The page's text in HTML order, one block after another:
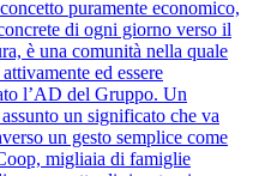
puramente economico,
di ogni giorno verso il
è una comunità nella quale
ed essere
l’AD del Gruppo. Un
un significato che va
un gesto semplice come
migliaia di famiglie